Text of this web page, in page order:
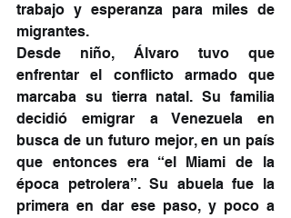
trabajo y esperanza para miles de
migrantes.
Desde niño, Álvaro tuvo que
enfrentar el conflicto armado que
marcaba su tierra natal. Su familia
decidió emigrar a Venezuela en
busca de un futuro mejor, en un país
que entonces era “el Miami de la
época petrolera”. Su abuela fue la
primera en dar ese paso, y poco a